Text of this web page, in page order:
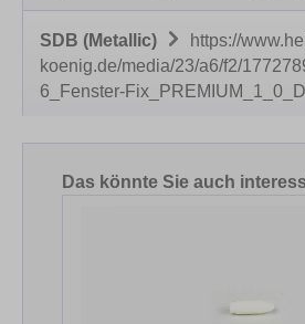
SDB (Metallic)
https://
koenig.de/media/23/a6/f2/
6_Fenster-
Produktgalerie
Das könnte Sie auch